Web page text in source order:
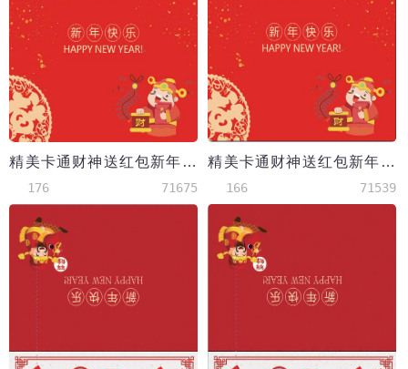
精美卡通财神送红包新年贺卡
176 71675
精美卡通财神送红包新年贺卡wps
166 71539